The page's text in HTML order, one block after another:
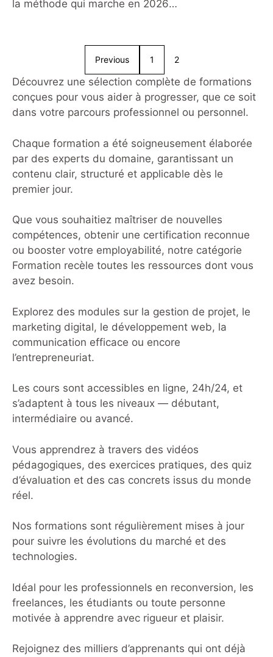
la méthode qui marche en 2026
les ressources gratuites sont plus
nombreuses, plus fiables et mieux
structurées que jamais. Ce qui
compte, ce n’est pas la somme
dépensée, mais la régularité des
avec les bons
Previous 1 2
Découvrez une sélection complète de formations
conçues pour vous aider à progresser, que ce soit
dans votre parcours professionnel ou personnel.
Chaque formation a été soigneusement élaborée
par des experts du domaine, garantissant un
contenu clair, structuré et applicable dès le
premier jour.
Que vous souhaitiez maîtriser de nouvelles
compétences, obtenir une certification reconnue
ou booster votre employabilité, notre catégorie
Formation recèle toutes les ressources dont vous
avez besoin.
Explorez des modules sur la gestion de projet, le
marketing digital, le développement web, la
communication efficace ou encore
l’entrepreneuriat.
Les cours sont accessibles en ligne, 24h/24, et
s’adaptent à tous les niveaux — débutant,
intermédiaire ou avancé.
Vous apprendrez à travers des vidéos
pédagogiques, des exercices pratiques, des quiz
d’évaluation et des cas concrets issus du monde
réel.
Nos formations sont régulièrement mises à jour
pour suivre les évolutions du marché et des
technologies.
Idéal pour les professionnels en reconversion, les
freelances, les étudiants ou toute personne
motivée à apprendre avec rigueur et plaisir.
Rejoignez des milliers d’apprenants qui ont déjà